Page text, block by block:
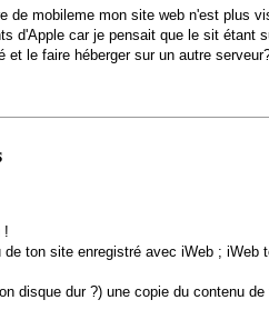
de mobileme mon site web n'est plus
d'Apple car je pensait que le sit étant
et le faire héberger sur un autre
!
ton site enregistré avec iWeb ;
disque dur ?) une copie du contenu